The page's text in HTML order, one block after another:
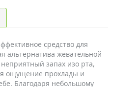
средство для
альтернатива жевательной
запах изо рта,
ощущение прохлады и
Благодаря небольшому